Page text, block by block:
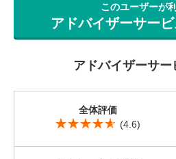
このユーザーが
アドバイザーサー
アドバイザーサー
全体評価
(4.6)